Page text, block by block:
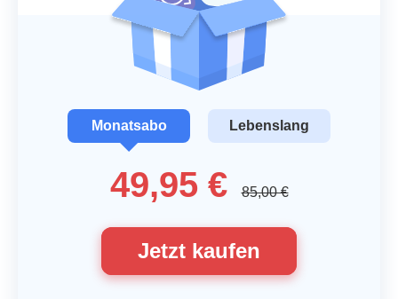
Monatsabo Lebenslang
49,95 € 85,00 €
Jetzt kaufen